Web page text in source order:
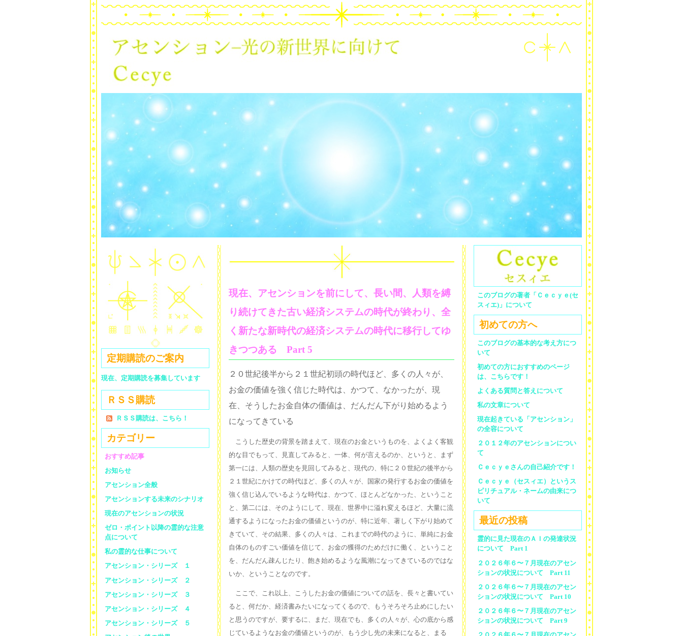
現在、アセンションを前にして、長い間、人類を縛
り続けてきた古い経済システムの時代が終わり、全
く新たな新時代の経済システムの時代に移行してゆ
きつつある Part 5
２０世紀後半から２１世紀初頭の時代ほど、多くの人々が、
お金の価値を強く信じた時代は、かつて、なかったが、現
在、そうしたお金自体の価値は、だんだん下がり始めるよう
になってきている
こうした歴史の背景を踏まえて、現在のお金というものを、よくよく客観
的な目でもって、見直してみると、一体、何が言えるのか、というと、まず
第一には、人類の歴史を見回してみると、現代の、特に２０世紀の後半から
２１世紀にかけての時代ほど、多くの人々が、国家の発行するお金の価値を
強く信じ込んでいるような時代は、かつて、ほとんどなかった、ということ
と、第二には、そのようにして、現在、世界中に溢れ変えるほど、大量に流
通するようになったお金の価値というのが、特に近年、著しく下がり始めて
きていて、その結果、多くの人々は、これまでの時代のように、単純にお金
自体のものすごい価値を信じて、お金の獲得のためだけに働く、ということ
を、だんだん疎んじたり、飽き始めるような風潮になってきているのではな
いか、ということなのです。
ここで、これ以上、こうしたお金の価値についての話を、長々と書いてい
ると、何だか、経済書みたいになってくるので、もうそろそろ止めにしたい
と思うのですが、要するに、まだ、現在でも、多くの人々が、心の底から感
じているようなお金の価値というのが、もう少し先の未来になると、まる
このブログの著者「Ｃｅｃｙｅ(セ
スィエ)」について
初めての方へ
このブログの基本的な考え方につ
いて
初めての方におすすめのページ
は、こちらです！
よくある質問と答えについて
私の文章について
現在起きている「アセンション」
の全容について
２０１２年のアセンションについ
て
Ｃｅｃｙｅさんの自己紹介です！
Ｃｅｃｙｅ（セスィエ）というス
ピリチュアル・ネームの由来につ
いて
最近の投稿
霊的に見た現在のＡＩの発達状況
について Part 1
２０２６年６〜７月現在のアセン
ションの状況について Part 11
２０２６年６〜７月現在のアセン
ションの状況について Part 10
２０２６年６〜７月現在のアセン
ションの状況について Part 9
定期購読のご案内
現在、定期購読を募集しています
ＲＳＳ購読
ＲＳＳ購読は、こちら！
カテゴリー
おすすめ記事
お知らせ
アセンション全般
アセンションする未来のシナリオ
現在のアセンションの状況
ゼロ・ポイント以降の霊的な注意
点について
私の霊的な仕事について
アセンション・シリーズ １
アセンション・シリーズ ２
アセンション・シリーズ ３
アセンション・シリーズ ４
アセンション・シリーズ ５